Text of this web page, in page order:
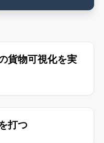
貨物可視化を実
打つ